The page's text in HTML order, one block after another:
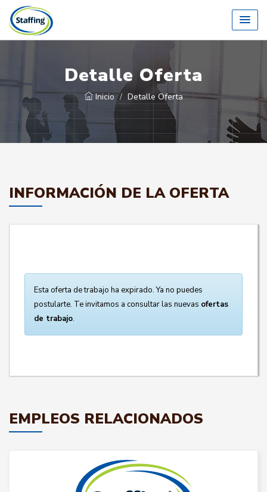
Detalle Oferta
Inicio Detalle Oferta
INFORMACIÓN DE LA OFERTA
Esta oferta de trabajo ha expirado. Ya no puedes
postularte. Te invitamos a consultar las nuevas ofertas
de trabajo.
EMPLEOS RELACIONADOS